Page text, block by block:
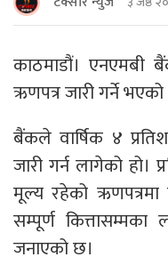
काठमाडौं। एनएमबी
ऋणपत्र जारी गर्ने
बैंकले वार्षिक ४
जारी गर्न लागेको हो।
मूल्य रहेको
सम्पूर्ण
जनाएको छ।